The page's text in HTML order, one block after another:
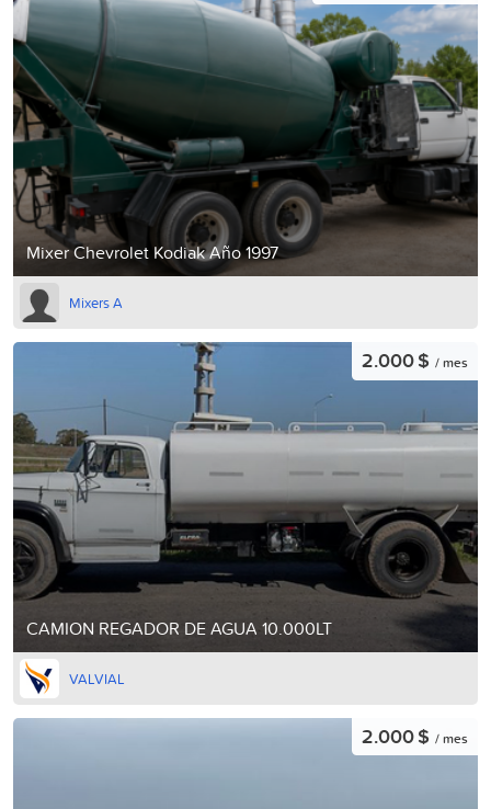
Mixer Chevrolet Kodiak Año 1997
Mixers A
CAMION REGADOR DE AGUA 10.000LT
2.000 $ / mes
VALVIAL
2.000 $ / mes